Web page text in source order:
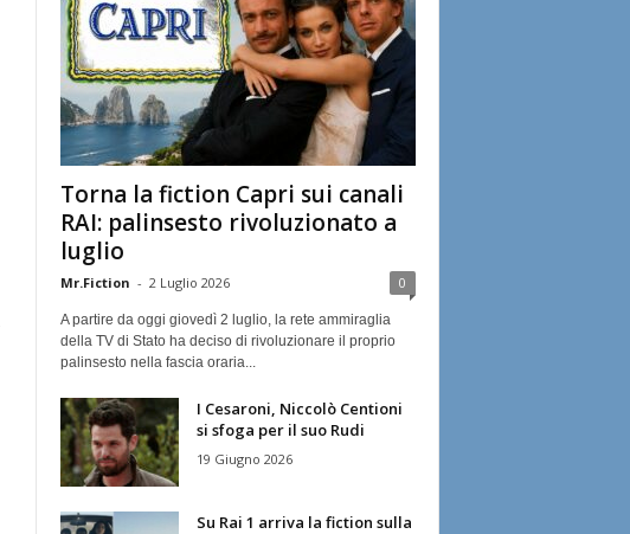
Torna la fiction Capri sui canali
RAI: palinsesto rivoluzionato a
luglio
Mr.Fiction - 2 Luglio 2026 0
A partire da oggi giovedì 2 luglio, la rete ammiraglia
della TV di Stato ha deciso di rivoluzionare il proprio
palinsesto nella fascia oraria...
I Cesaroni, Niccolò Centioni
si sfoga per il suo Rudi
19 Giugno 2026
Su Rai 1 arriva la fiction sulla